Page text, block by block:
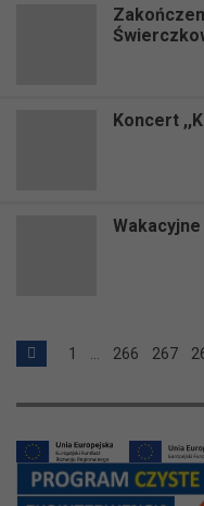
Koncert
1 266 267